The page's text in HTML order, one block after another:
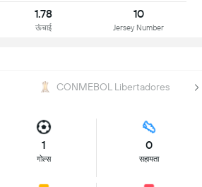
1.78
ऊंचाई
10
Jersey Number
CONMEBOL Libertadores
1
गोल्स
0
सहायता